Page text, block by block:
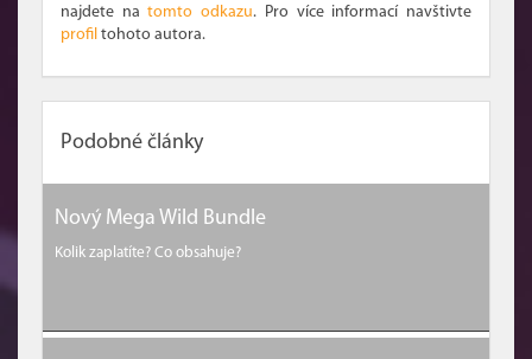
najdete natomto odkazu. Pro více informací navštivte
profil tohoto autora.
Podobné články
Nový Mega Wild Bundle
Kolik zaplatíte? Co obsahuje?